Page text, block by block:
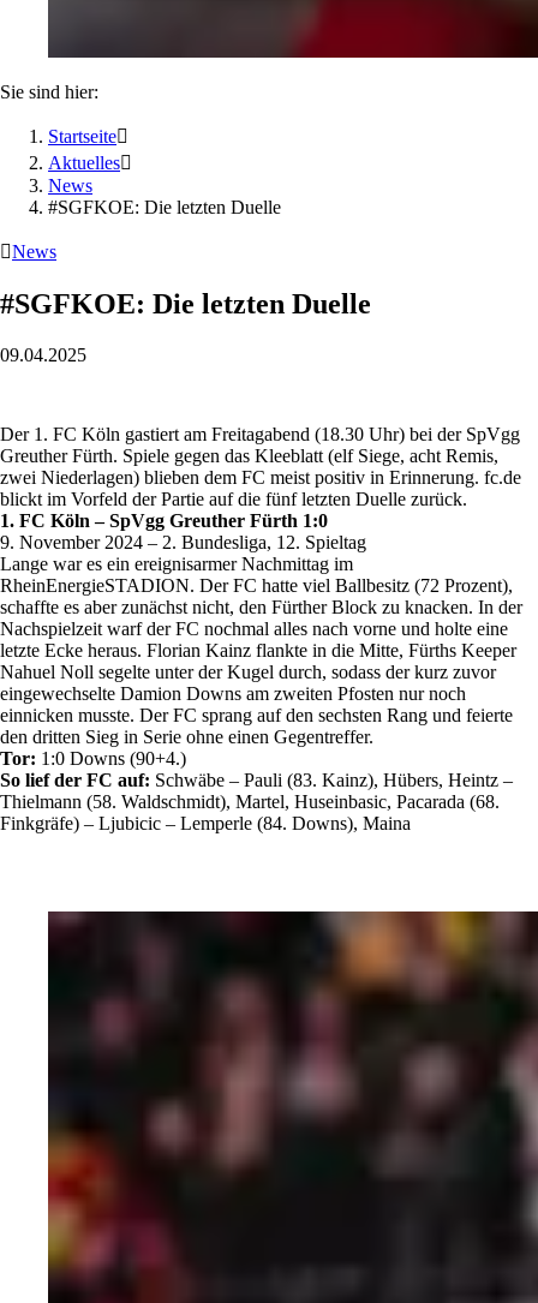
Sie sind hier:
Startseite
Aktuelles
News
#SGFKOE: Die letzten Duelle
News
#SGFKOE: Die letzten Duelle
09.04.2025
Der 1. FC Köln gastiert am Freitagabend (18.30 Uhr) bei der SpVgg
Greuther Fürth. Spiele gegen das Kleeblatt (elf Siege, acht Remis,
zwei Niederlagen) blieben dem FC meist positiv in Erinnerung. fc.de
blickt im Vorfeld der Partie auf die fünf letzten Duelle zurück.
1. FC Köln – SpVgg Greuther Fürth 1:0
9. November 2024 – 2. Bundesliga, 12. Spieltag
Lange war es ein ereignisarmer Nachmittag im
RheinEnergieSTADION. Der FC hatte viel Ballbesitz (72 Prozent),
schaffte es aber zunächst nicht, den Fürther Block zu knacken. In der
Nachspielzeit warf der FC nochmal alles nach vorne und holte eine
letzte Ecke heraus. Florian Kainz flankte in die Mitte, Fürths Keeper
Nahuel Noll segelte unter der Kugel durch, sodass der kurz zuvor
eingewechselte Damion Downs am zweiten Pfosten nur noch
einnicken musste. Der FC sprang auf den sechsten Rang und feierte
den dritten Sieg in Serie ohne einen Gegentreffer.
Tor: 1:0 Downs (90+4.)
So lief der FC auf: Schwäbe – Pauli (83. Kainz), Hübers, Heintz –
Thielmann (58. Waldschmidt), Martel, Huseinbasic, Pacarada (68.
Finkgräfe) – Ljubicic – Lemperle (84. Downs), Maina